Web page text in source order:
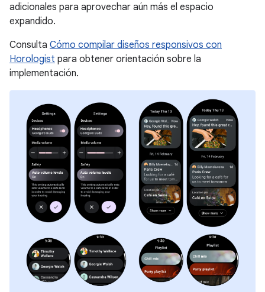
adicionales para aprovechar aún más el espacio
expandido.
Consulta Cómo compilar diseños responsivos con
Horologist para obtener orientación sobre la
implementación.